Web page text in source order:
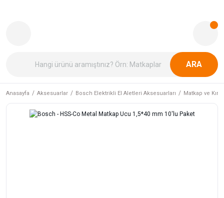
ARA
Anasayfa Aksesuarlar Bosch Elektrikli El Aletleri Aksesuarları Matkap ve